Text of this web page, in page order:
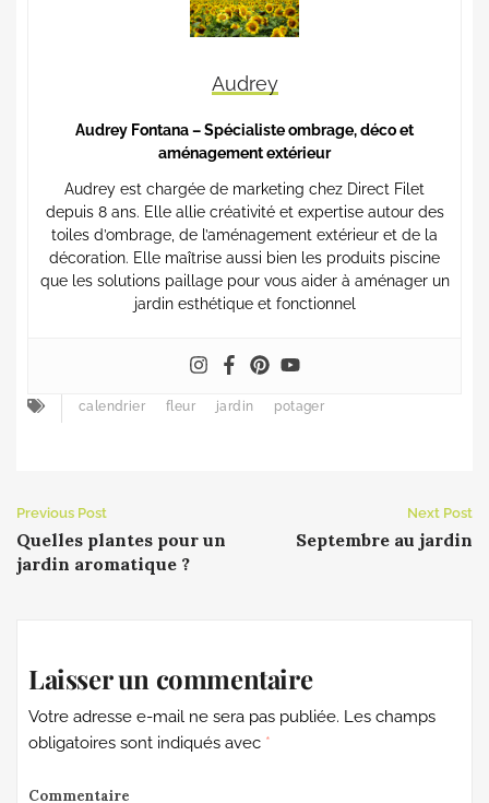
Audrey
Audrey Fontana – Spécialiste ombrage, déco et
aménagement extérieur
Audrey est chargée de marketing chez Direct Filet
depuis 8 ans. Elle allie créativité et expertise autour des
toiles d’ombrage, de l’aménagement extérieur et de la
décoration. Elle maîtrise aussi bien les produits piscine
que les solutions paillage pour vous aider à aménager un
jardin esthétique et fonctionnel
calendrier fleur jardin potager
Previous Post
Quelles plantes pour un
jardin aromatique ?
Next Post
Septembre au jardin
Laisser un commentaire
Votre adresse e-mail ne sera pas publiée. Les champs
obligatoires sont indiqués avec *
Commentaire